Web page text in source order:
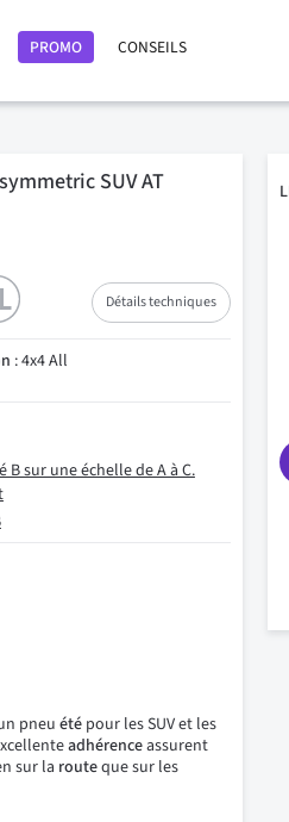
PROMO CONSEILS
SUV AT
Détails techniques
: 4x4 All
pneu étépour les SUV et les
adhérenceassurent
sur la routeque sur les